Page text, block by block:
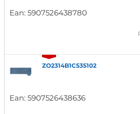
Ean: 5907526438780
ZO2314B1C535102
Ean: 5907526438636